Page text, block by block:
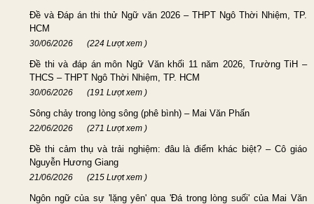
Đề và Đáp án thi thử Ngữ văn 2026 – THPT Ngô Thời Nhiệm, TP.
HCM
30/06/2026 (224 Lượt xem )
Đề thi và đáp án môn Ngữ Văn khối 11 năm 2026, Trường TiH –
THCS – THPT Ngô Thời Nhiệm, TP. HCM
30/06/2026 (191 Lượt xem )
Sông chảy trong lòng sông (phê bình) – Mai Văn Phấn
22/06/2026 (271 Lượt xem )
Đề thi cảm thụ và trải nghiệm: đâu là điểm khác biệt? – Cô giáo
Nguyễn Hương Giang
21/06/2026 (215 Lượt xem )
Ngôn ngữ của sự 'lặng yên' qua 'Đá trong lòng suối' của Mai Văn